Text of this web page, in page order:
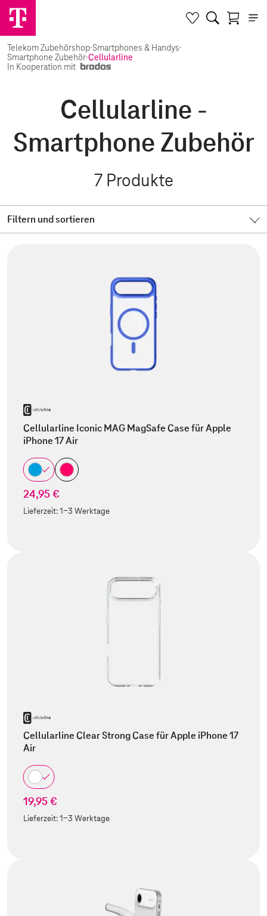
Telekom Zubehörshop·Smartphones & Handys·
Smartphone Zubehör·Cellularline
In Kooperation mit
Cellularline -
Smartphone Zubehör
7 Produkte
Filtern und sortieren
Cellularline Iconic MAG MagSafe Case für Apple
iPhone 17 Air
24,95 €
Lieferzeit:1-3 Werktage
Cellularline Clear Strong Case für Apple iPhone 17
Air
19,95 €
Lieferzeit:1-3 Werktage